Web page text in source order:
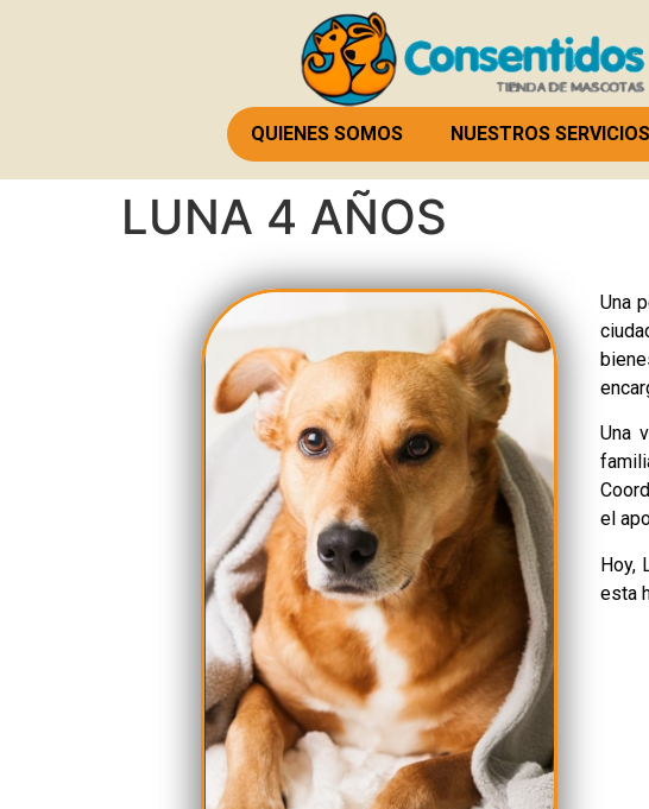
QUIENES SOMOS NUESTROS SERVICIOS
LUNA 4 AÑOS
Una
Una
el
Hoy,
esta